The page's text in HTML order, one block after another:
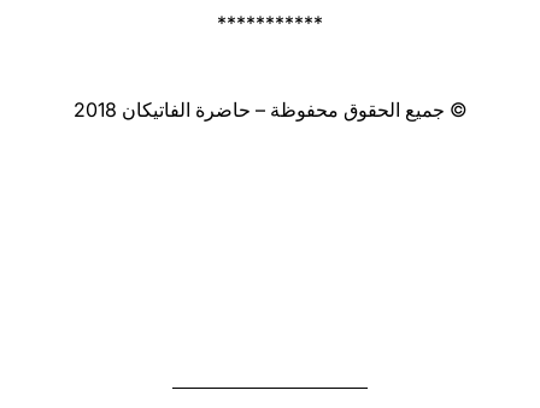
***********
© جميع الحقوق محفوظة – حاضرة الفاتيكان 2018